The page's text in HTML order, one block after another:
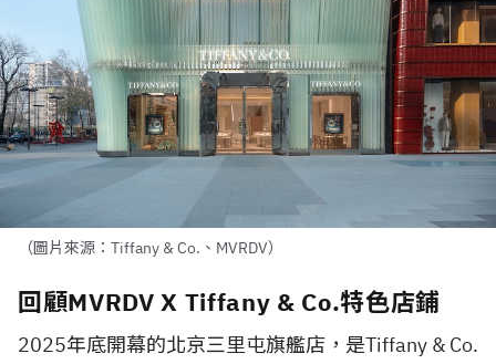
（圖片來源：Tiffany & Co.、MVRDV）
回顧MVRDV X Tiffany & Co.特色店鋪
2025年底開幕的北京三里屯旗艦店，是Tiffany & Co.